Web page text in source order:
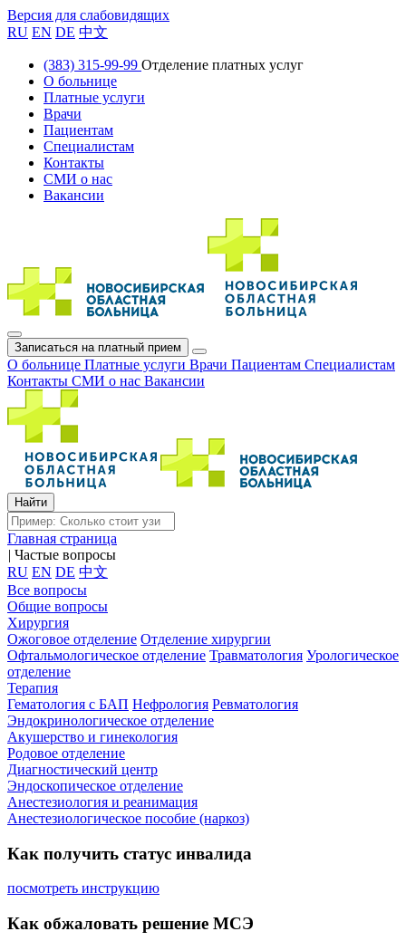
Версия для слабовидящих
RU EN DE 中文
(383) 315-99-99 Отделение платных услуг
О больнице
Платные услуги
Врачи
Пациентам
Специалистам
Контакты
СМИ о нас
Вакансии
Записаться на платный прием
О больнице Платные услуги Врачи Пациентам Специалистам
Контакты СМИ о нас Вакансии
Главная страница
| Частые вопросы
RU EN DE 中文
Все вопросы
Общие вопросы
Хирургия
Ожоговое отделение Отделение хирургии
Офтальмологическое отделение Травматология Урологическое
отделение
Терапия
Гематология с БАП Нефрология Ревматология
Эндокринологическое отделение
Акушерство и гинекология
Родовое отделение
Диагностический центр
Эндоскопическое отделение
Анестезиология и реанимация
Анестезиологическое пособие (наркоз)
Как получить статус инвалида
посмотреть инструкцию
Как обжаловать решение МСЭ